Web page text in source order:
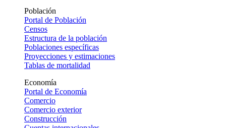
Población
Portal de Población
Censos
Estructura de la población
Poblaciones específicas
Proyecciones y estimaciones
Tablas de mortalidad
Economía
Portal de Economía
Comercio
Comercio exterior
Construcción